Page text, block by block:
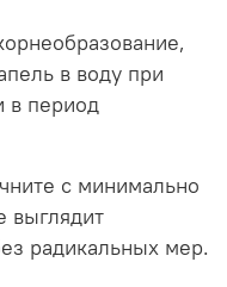
в воду при
в период
с минимально
выглядит
радикальных мер.